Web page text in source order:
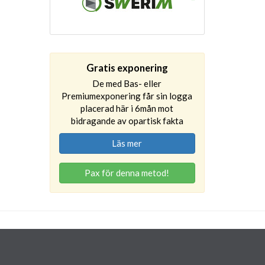
Gratis exponering
De med Bas- eller
Premiumexponering får sin logga
placerad här i 6mån mot
bidragande av opartisk fakta
Läs mer
Pax för denna metod!